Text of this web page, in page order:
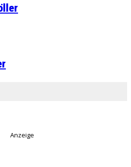
Anzeige